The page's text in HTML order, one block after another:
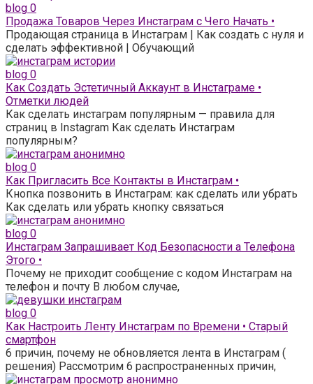
blog 0
Продажа Товаров Через Инстаграм с Чего Начать •
Продающая страница в Инстаграм | Как создать с нуля и
сделать эффективной | Обучающий
blog 0
Как Создать Эстетичный Аккаунт в Инстаграме •
Отметки людей
Как сделать инстаграм популярным — правила для
страниц в Instagram Как сделать Инстаграм
популярным?
blog 0
Как Пригласить Все Контакты в Инстаграм •
Кнопка позвонить в Инстаграм: как сделать или убрать
Как сделать или убрать кнопку связаться
blog 0
Инстаграм Запрашивает Код Безопасности а Телефона
Этого •
Почему не приходит сообщение с кодом Инстаграм на
телефон и почту В любом случае,
blog 0
Как Настроить Ленту Инстаграм по Времени • Старый
смартфон
6 причин, почему не обновляется лента в Инстаграм (
решения) Рассмотрим 6 распространенных причин,